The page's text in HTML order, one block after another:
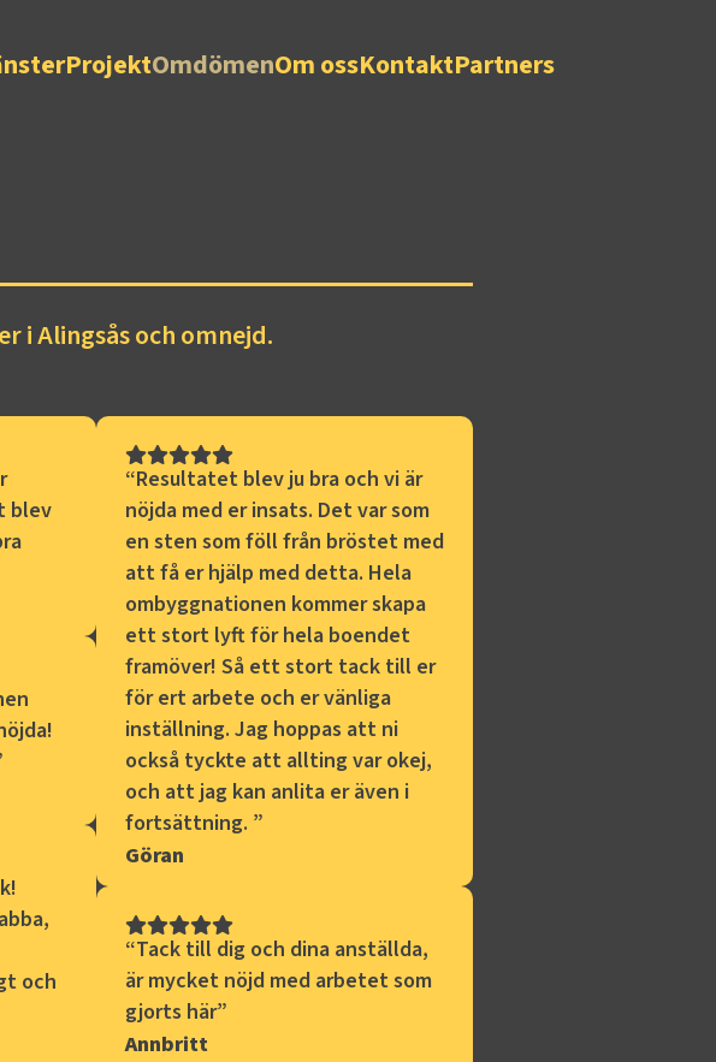
ProjektOmdömenOm ossKontaktPartners
i Alingsås och omnejd.
blev
och
“Resultatet blev ju bra och vi är
nöjda med er insats. Det var som
en sten som föll från bröstet med
att få er hjälp med detta. Hela
ombyggnationen kommer skapa
ett stort lyft för hela boendet
framöver! Så ett stort tack till er
för ert arbete och er vänliga
inställning. Jag hoppas att ni
också tyckte att allting var okej,
och att jag kan anlita er även i
fortsättning. ”
Göran
“Tack till dig och dina anställda,
är mycket nöjd med arbetet som
gjorts här”
Annbritt